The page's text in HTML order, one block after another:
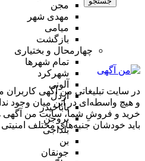
مجن
مهدی شهر
میامی
بازگشت
چهارمحال و بختیاری
تمام شهر‌ها
شهرکرد
آلونی
اردل
باباحیدر
بروجن
بلداجی
بن
جونقان
در سایت تبلیغاتی من آگهی
و هیچ واسطه‌ای در این میان وجود
خرید و فروشِ شما، سایت من آگهی
باید خودشان جنبه‌های مختلف امنیتی